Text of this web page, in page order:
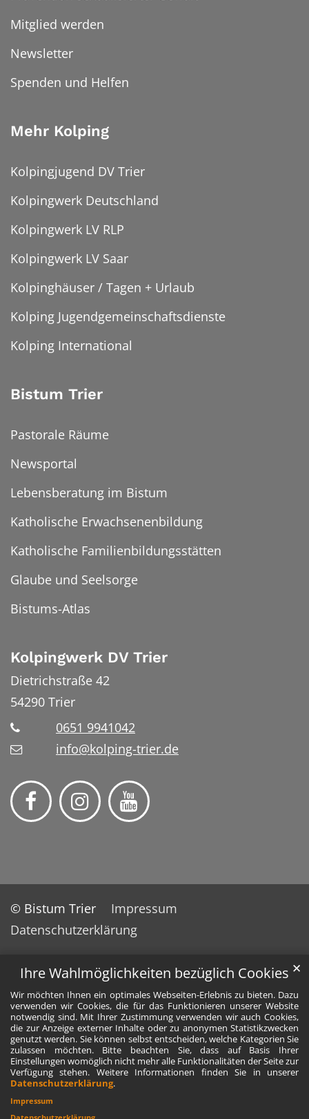
Ihre Wahlmöglichkeiten bezüglich Cookies
Wir möchten Ihnen ein optimales Webseiten-Erlebnis zu bieten. Dazu
verwenden wir Cookies, die für das Funktionieren unserer Website
notwendig sind. Mit Ihrer Zustimmung verwenden wir auch Cookies,
die zur Anzeige externer Inhalte oder zu anonymen Statistikzwecken
genutzt werden. Sie können selbst entscheiden, welche Kategorien Sie
zulassen möchten. Bitte beachten Sie, dass auf Basis Ihrer
Einstellungen womöglich nicht mehr alle Funktionalitäten der Seite zur
Verfügung stehen. Weitere Informationen finden Sie in unserer
Datenschutzerklärung.
✕
Impressum
Mitglied werden
Newsletter
Spenden und Helfen
Mehr Kolping
Kolpingjugend DV Trier
Kolpingwerk Deutschland
Kolpingwerk LV RLP
Kolpingwerk LV Saar
Kolpinghäuser / Tagen + Urlaub
Kolping Jugendgemeinschaftsdienste
Kolping International
Bistum Trier
Pastorale Räume
Newsportal
Lebensberatung im Bistum
Katholische Erwachsenenbildung
Katholische Familienbildungsstätten
Glaube und Seelsorge
Bistums-Atlas
Kolpingwerk DV Trier
Dietrichstraße 42
54290 Trier
0651 9941042
info@kolping-trier.de
© Bistum Trier
Impressum
Datenschutzerklärung